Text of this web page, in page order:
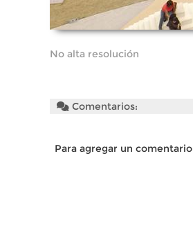
No alta resolución
Comentarios:
Para agregar un comentario